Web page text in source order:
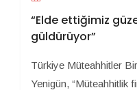
“Elde ettiğimiz
güldürüyor”
Türkiye Müteahhitler
Yenigün, “Müteahhitlik